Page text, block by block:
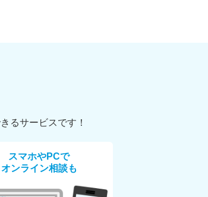
るサービスです！
スマホやPCで
オンライン相談も